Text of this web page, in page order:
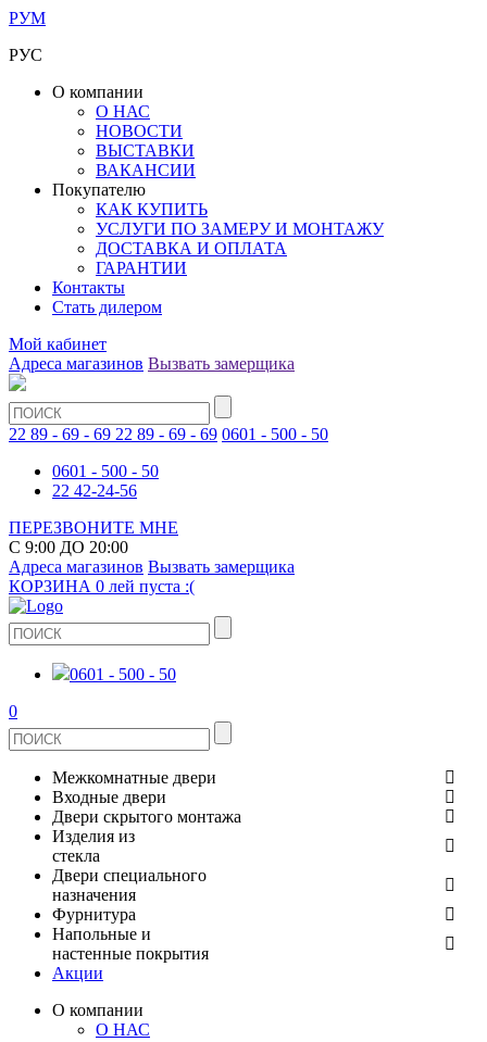
РУМ
РУС
О компании
О НАС
НОВОСТИ
ВЫСТАВКИ
ВАКАНСИИ
Покупателю
КАК КУПИТЬ
УСЛУГИ ПО ЗАМЕРУ И МОНТАЖУ
ДОСТАВКА И ОПЛАТА
ГАРАНТИИ
Контакты
Стать дилером
Мой кабинет
Адреса магазинов Вызвать замерщика
22 89 - 69 - 69 22 89 - 69 - 69 0601 - 500 - 50
0601 - 500 - 50
22 42-24-56
ПЕРЕЗВОНИТЕ МНЕ
С 9:00 ДО 20:00
Адреса магазинов Вызвать замерщика
КОРЗИНА 0 лей пуста :(
0601 - 500 - 50
0
Межкомнатные двери
ШПОНИРОВАНЫЕ
ЭКОШПОН
ИЗ МАССИВА СОСНЫ
Входные двери
МЕТАЛЛИЧЕСКИЕ ДВЕРИ
В КВАРТИРУ
ДЛЯ ДОМА
Двери скрытого монтажа
СТЕКЛЯННЫЕ
ЗЕРКАЛЬНЫЕ
Изделия из
стекла
ДВЕРИ
ДУШЕВЫЕ КАБИНЫ И ПЕРЕГОРОДКИ
ОГРАЖДЕНИЯ И СТУПЕНИ
РАЗДВИЖНЫЕ ПЕРЕГОРОДКИ
Двери специального
назначения
ПРОТИВОПОЖАРНЫЕ
Фурнитура
ДВЕРНЫЕ РУЧКИ
Напольные и
настенные покрытия
СТЕНОВЫЕ ПАНЕЛИ
Акции
О компании
О НАС